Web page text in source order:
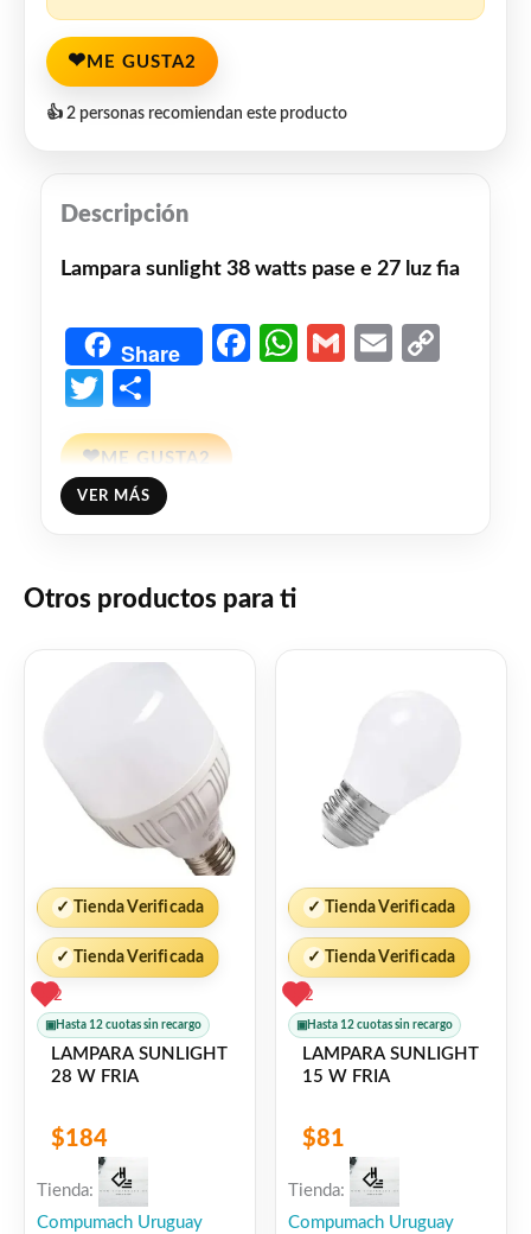
❤ ME GUSTA2
👍 2 personas recomiendan este producto
Descripción
Lampara sunlight 38 watts pase e 27 luz fia
Share Facebook
WhatsApp
GmailEmail
Twitter
❤ME GUSTA2
👍 2 personas recomiendan este producto
VER MÁS
Otros productos para ti
✓ Tienda Verificada
✓ Tienda Verificada
2
▣ Hasta 12 cuotas sin recargo
LAMPARA SUNLIGHT
28 W FRIA
$184
Tienda:
Compumach Uruguay
✓ Tienda Verificada
✓ Tienda Verificada
2
▣ Hasta 12 cuotas sin recargo
LAMPARA SUNLIGHT
15 W FRIA
$81
Tienda:
Compumach Uruguay